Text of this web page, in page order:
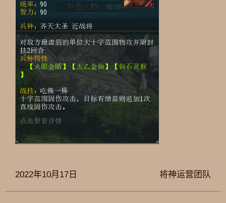
将神运营团队
2022年10月17日